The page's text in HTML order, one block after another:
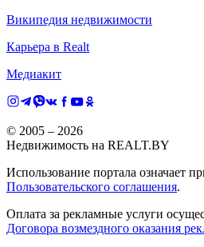
Википедия недвижимости
Карьера в Realt
Медиакит
© 2005 – 2026
Недвижимость на REALT.BY
Использование портала означает
Пользовательского соглашения.
Оплата за рекламные услуги
Договора возмездного оказания